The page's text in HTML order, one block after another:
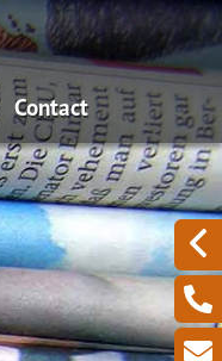
Contact